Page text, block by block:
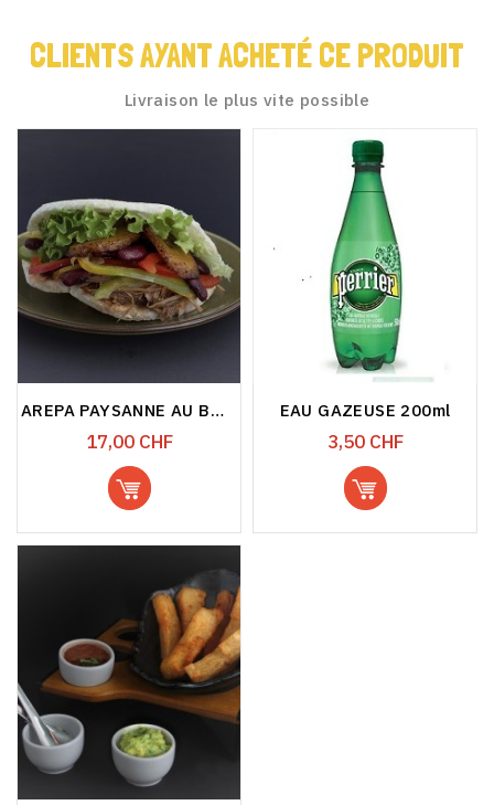
CLIENTS AYANT ACHETÉ CE PRODUIT
Livraison le plus vite possible
AREPA PAYSANNE AU BŒUF
Prix
17,00 CHF
EAU GAZEUSE 200ml
Prix
3,50 CHF